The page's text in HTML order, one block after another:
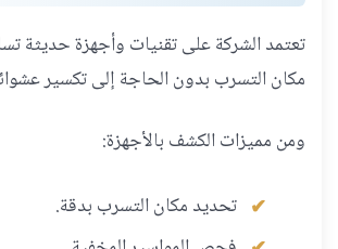
تعتمد الشركة على تقنيات وأجهزة حديثة
مكان التسرب بدون الحاجة إلى تكسير
ومن مميزات الكشف بالأجهزة:
تحديد مكان التسرب بدقة.